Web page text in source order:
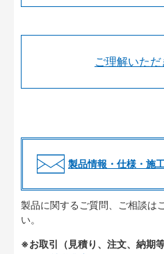
ご理解いた
製品情報・仕様・施
製品に関するご質問、ご相談は
い。
※お取引（見積り、注文、納期